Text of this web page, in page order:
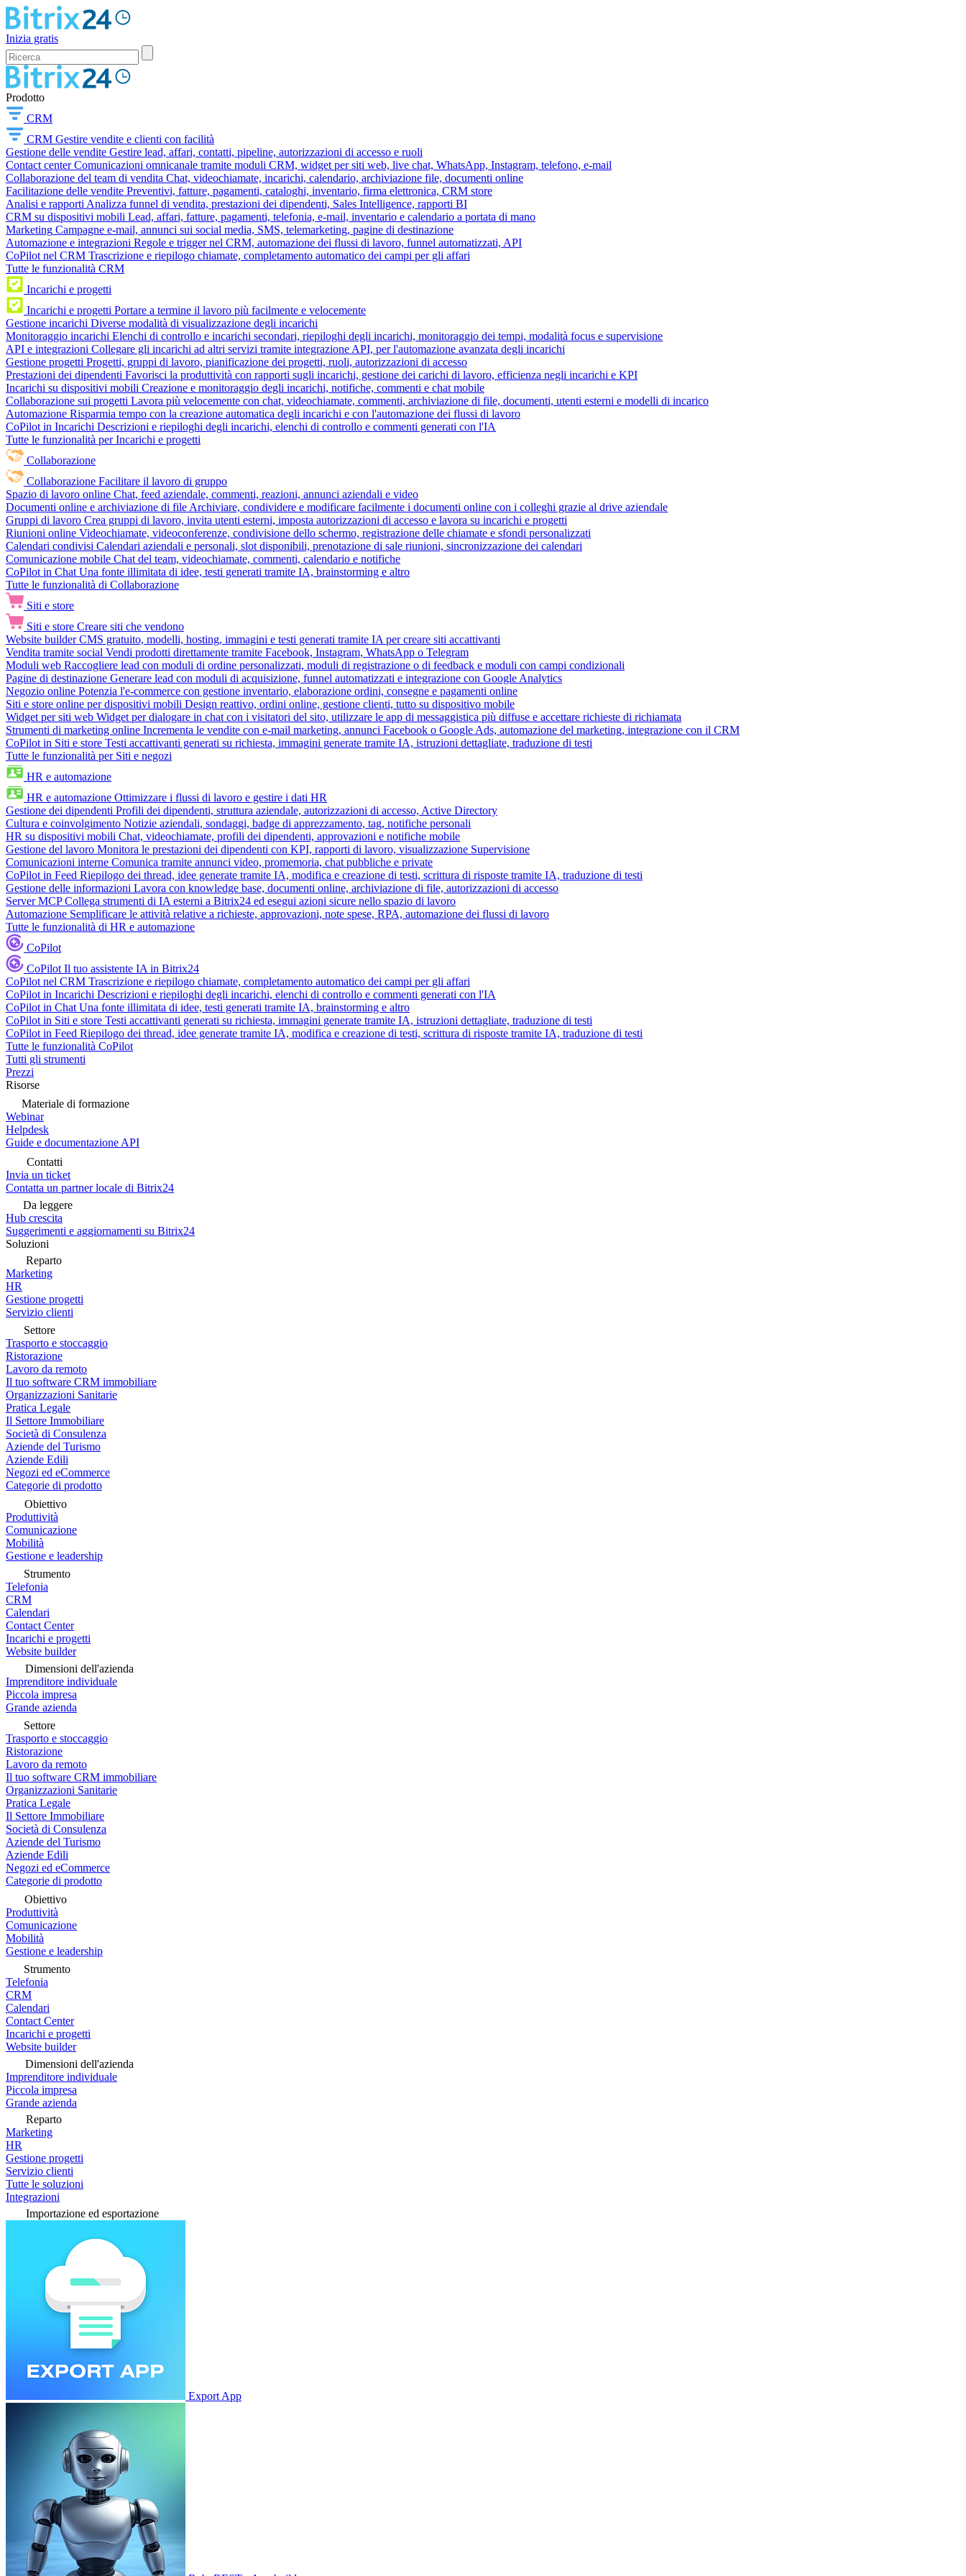
Inizia gratis
Prodotto
CRM
CRM Gestire vendite e clienti con facilità
Gestione delle vendite Gestire lead, affari, contatti, pipeline, autorizzazioni di accesso e ruoli
Contact center Comunicazioni omnicanale tramite moduli CRM, widget per siti web, live chat, WhatsApp, Instagram, telefono, e-mail
Collaborazione del team di vendita Chat, videochiamate, incarichi, calendario, archiviazione file, documenti online
Facilitazione delle vendite Preventivi, fatture, pagamenti, cataloghi, inventario, firma elettronica, CRM store
Analisi e rapporti Analizza funnel di vendita, prestazioni dei dipendenti, Sales Intelligence, rapporti BI
CRM su dispositivi mobili Lead, affari, fatture, pagamenti, telefonia, e-mail, inventario e calendario a portata di mano
Marketing Campagne e-mail, annunci sui social media, SMS, telemarketing, pagine di destinazione
Automazione e integrazioni Regole e trigger nel CRM, automazione dei flussi di lavoro, funnel automatizzati, API
CoPilot nel CRM Trascrizione e riepilogo chiamate, completamento automatico dei campi per gli affari
Tutte le funzionalità CRM
Incarichi e progetti
Incarichi e progetti Portare a termine il lavoro più facilmente e velocemente
Gestione incarichi Diverse modalità di visualizzazione degli incarichi
Monitoraggio incarichi Elenchi di controllo e incarichi secondari, riepiloghi degli incarichi, monitoraggio dei tempi, modalità focus e supervisione
API e integrazioni Collegare gli incarichi ad altri servizi tramite integrazione API, per l'automazione avanzata degli incarichi
Gestione progetti Progetti, gruppi di lavoro, pianificazione dei progetti, ruoli, autorizzazioni di accesso
Prestazioni dei dipendenti Favorisci la produttività con rapporti sugli incarichi, gestione dei carichi di lavoro, efficienza negli incarichi e KPI
Incarichi su dispositivi mobili Creazione e monitoraggio degli incarichi, notifiche, commenti e chat mobile
Collaborazione sui progetti Lavora più velocemente con chat, videochiamate, commenti, archiviazione di file, documenti, utenti esterni e modelli di incarico
Automazione Risparmia tempo con la creazione automatica degli incarichi e con l'automazione dei flussi di lavoro
CoPilot in Incarichi Descrizioni e riepiloghi degli incarichi, elenchi di controllo e commenti generati con l'IA
Tutte le funzionalità per Incarichi e progetti
Collaborazione
Collaborazione Facilitare il lavoro di gruppo
Spazio di lavoro online Chat, feed aziendale, commenti, reazioni, annunci aziendali e video
Documenti online e archiviazione di file Archiviare, condividere e modificare facilmente i documenti online con i colleghi grazie al drive aziendale
Gruppi di lavoro Crea gruppi di lavoro, invita utenti esterni, imposta autorizzazioni di accesso e lavora su incarichi e progetti
Riunioni online Videochiamate, videoconferenze, condivisione dello schermo, registrazione delle chiamate e sfondi personalizzati
Calendari condivisi Calendari aziendali e personali, slot disponibili, prenotazione di sale riunioni, sincronizzazione dei calendari
Comunicazione mobile Chat del team, videochiamate, commenti, calendario e notifiche
CoPilot in Chat Una fonte illimitata di idee, testi generati tramite IA, brainstorming e altro
Tutte le funzionalità di Collaborazione
Siti e store
Siti e store Creare siti che vendono
Website builder CMS gratuito, modelli, hosting, immagini e testi generati tramite IA per creare siti accattivanti
Vendita tramite social Vendi prodotti direttamente tramite Facebook, Instagram, WhatsApp o Telegram
Moduli web Raccogliere lead con moduli di ordine personalizzati, moduli di registrazione o di feedback e moduli con campi condizionali
Pagine di destinazione Generare lead con moduli di acquisizione, funnel automatizzati e integrazione con Google Analytics
Negozio online Potenzia l'e-commerce con gestione inventario, elaborazione ordini, consegne e pagamenti online
Siti e store online per dispositivi mobili Design reattivo, ordini online, gestione clienti, tutto su dispositivo mobile
Widget per siti web Widget per dialogare in chat con i visitatori del sito, utilizzare le app di messaggistica più diffuse e accettare richieste di richiamata
Strumenti di marketing online Incrementa le vendite con e-mail marketing, annunci Facebook o Google Ads, automazione del marketing, integrazione con il CRM
CoPilot in Siti e store Testi accattivanti generati su richiesta, immagini generate tramite IA, istruzioni dettagliate, traduzione di testi
Tutte le funzionalità per Siti e negozi
HR e automazione
HR e automazione Ottimizzare i flussi di lavoro e gestire i dati HR
Gestione dei dipendenti Profili dei dipendenti, struttura aziendale, autorizzazioni di accesso, Active Directory
Cultura e coinvolgimento Notizie aziendali, sondaggi, badge di apprezzamento, tag, notifiche personali
HR su dispositivi mobili Chat, videochiamate, profili dei dipendenti, approvazioni e notifiche mobile
Gestione del lavoro Monitora le prestazioni dei dipendenti con KPI, rapporti di lavoro, visualizzazione Supervisione
Comunicazioni interne Comunica tramite annunci video, promemoria, chat pubbliche e private
CoPilot in Feed Riepilogo dei thread, idee generate tramite IA, modifica e creazione di testi, scrittura di risposte tramite IA, traduzione di testi
Gestione delle informazioni Lavora con knowledge base, documenti online, archiviazione di file, autorizzazioni di accesso
Server MCP Collega strumenti di IA esterni a Bitrix24 ed esegui azioni sicure nello spazio di lavoro
Automazione Semplificare le attività relative a richieste, approvazioni, note spese, RPA, automazione dei flussi di lavoro
Tutte le funzionalità di HR e automazione
CoPilot
CoPilot Il tuo assistente IA in Bitrix24
CoPilot nel CRM Trascrizione e riepilogo chiamate, completamento automatico dei campi per gli affari
CoPilot in Incarichi Descrizioni e riepiloghi degli incarichi, elenchi di controllo e commenti generati con l'IA
CoPilot in Chat Una fonte illimitata di idee, testi generati tramite IA, brainstorming e altro
CoPilot in Siti e store Testi accattivanti generati su richiesta, immagini generate tramite IA, istruzioni dettagliate, traduzione di testi
CoPilot in Feed Riepilogo dei thread, idee generate tramite IA, modifica e creazione di testi, scrittura di risposte tramite IA, traduzione di testi
Tutte le funzionalità CoPilot
Tutti gli strumenti
Prezzi
Risorse
Materiale di formazione
Webinar
Helpdesk
Guide e documentazione API
Contatti
Invia un ticket
Contatta un partner locale di Bitrix24
Da leggere
Hub crescita
Suggerimenti e aggiornamenti su Bitrix24
Soluzioni
Reparto
Marketing
HR
Gestione progetti
Servizio clienti
Settore
Trasporto e stoccaggio
Ristorazione
Lavoro da remoto
Il tuo software CRM immobiliare
Organizzazioni Sanitarie
Pratica Legale
Il Settore Immobiliare
Società di Consulenza
Aziende del Turismo
Aziende Edili
Negozi ed eCommerce
Categorie di prodotto
Obiettivo
Produttività
Comunicazione
Mobilità
Gestione e leadership
Strumento
Telefonia
CRM
Calendari
Contact Center
Incarichi e progetti
Website builder
Dimensioni dell'azienda
Imprenditore individuale
Piccola impresa
Grande azienda
Settore
Trasporto e stoccaggio
Ristorazione
Lavoro da remoto
Il tuo software CRM immobiliare
Organizzazioni Sanitarie
Pratica Legale
Il Settore Immobiliare
Società di Consulenza
Aziende del Turismo
Aziende Edili
Negozi ed eCommerce
Categorie di prodotto
Obiettivo
Produttività
Comunicazione
Mobilità
Gestione e leadership
Strumento
Telefonia
CRM
Calendari
Contact Center
Incarichi e progetti
Website builder
Dimensioni dell'azienda
Imprenditore individuale
Piccola impresa
Grande azienda
Reparto
Marketing
HR
Gestione progetti
Servizio clienti
Tutte le soluzioni
Integrazioni
Importazione ed esportazione
Export App